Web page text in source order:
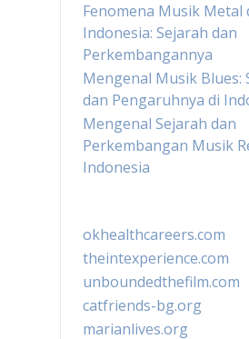
Fenomena Musik Metal
Indonesia: Sejarah dan
Perkembangannya
Mengenal Musik Blues:
dan Pengaruhnya di
Mengenal Sejarah dan
Perkembangan Musik
Indonesia
okhealthcareers.com
theintexperience.com
unboundedthefilm.com
catfriends-bg.org
marianlives.org